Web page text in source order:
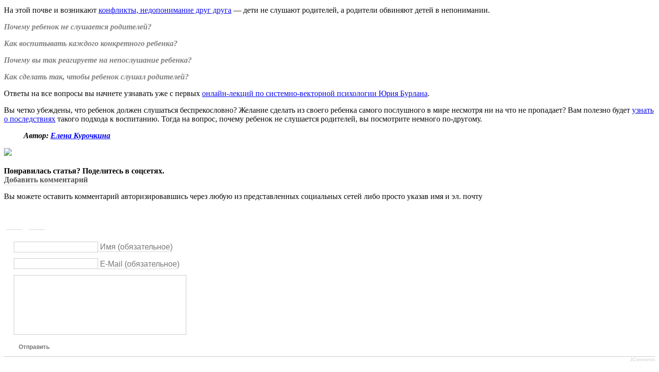
На этой почве и возникают конфликты, недопонимание друг друга — дети не слушают родителей, а родители обвиняют детей в непонимании.
Почему ребенок не слушается родителей?
Как воспитывать каждого конкретного ребенка?
Почему вы так реагируете на непослушание ребенка?
Как сделать так, чтобы ребенок слушал родителей?
Ответы на все вопросы вы начнете узнавать уже с первых онлайн-лекций по системно-векторной психологии Юрия Бурлана.
Вы четко убеждены, что ребенок должен слушаться беспрекословно? Желание сделать из своего ребенка самого послушного в мире несмотря ни на что не пропадает? Вам полезно будет узнать
о последствиях такого подхода к воспитанию. Тогда на вопрос, почему ребенок не слушается родителей, вы посмотрите немного по-другому.
Автор: Елена Курочкина
Понравилась статья? Поделитесь в соцсетях.
Добавить комментарий
Вы можете оставить комментарий авторизировавшись через любую из представленных социальных сетей либо просто указав имя и эл. почту
Имя (обязательное)
E-Mail (обязательное)
Отправить
JComments